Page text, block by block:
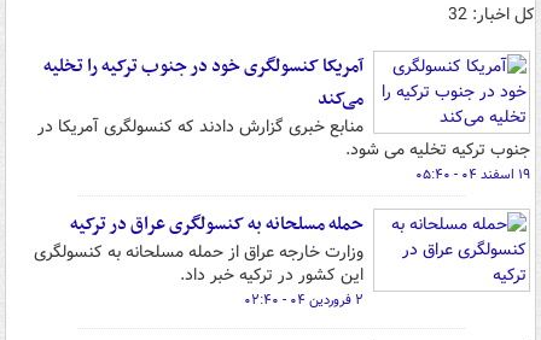
کل اخبار: 32
آمریکا کنسولگری خود در جنوب ترکیه را تخلیه
می‌کند
منابع خبری گزارش دادند که کنسولگری آمریکا در
جنوب ترکیه تخلیه می شود.
۱۹ اسفند ۰۴ - ۰۵:۴۰
حمله مسلحانه به کنسولگری عراق در ترکیه
وزارت خارجه عراق از حمله مسلحانه به کنسولگری
این کشور در ترکیه خبر داد.
۲ فروردین ۰۴ - ۰۲:۴۰